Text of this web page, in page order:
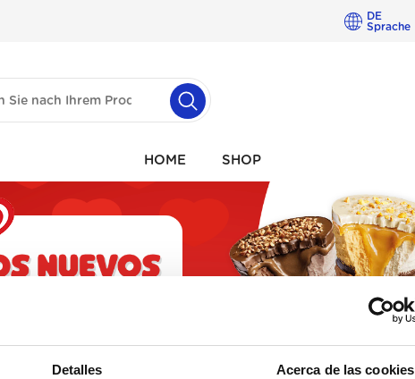
Detalles Acerca de las cookies
DE
Sprache
HOME SHOP